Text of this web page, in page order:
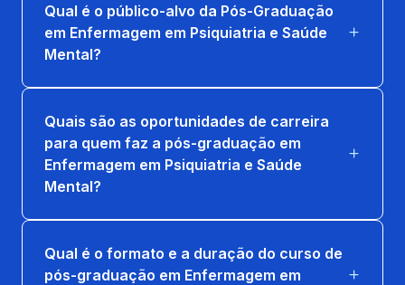
ÉTICA E LEG. PROFISSIONAL E RELAÇÃO
INTERPESSOAL
36 horas
Qual é o público-alvo da Pós-Graduação
em Enfermagem em Psiquiatria e Saúde
Mental?
Quais são as oportunidades de carreira
para quem faz a pós-graduação em
Enfermagem em Psiquiatria e Saúde
Mental?
Qual é o formato e a duração do curso de
pós-graduação em Enfermagem em